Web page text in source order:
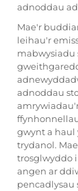
adnoddau
Mae'r
leihau'r
mabwysiadu
adnoddau
gwynt a haul
trydanol.
trosglwyddo
angen ar
pencadlysau